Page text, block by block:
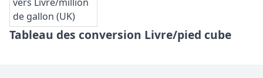
de gallon (UK)
Tableau des conversion Livre/pied cube